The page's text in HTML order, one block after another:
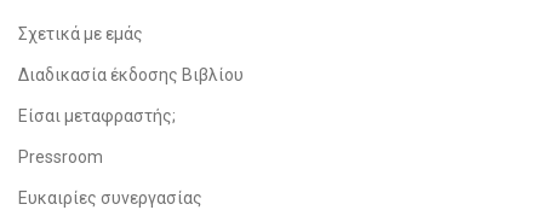
Σχετικά με εμάς
Διαδικασία έκδοσης Βιβλίου
Είσαι μεταφραστής;
Pressroom
Ευκαιρίες συνεργασίας